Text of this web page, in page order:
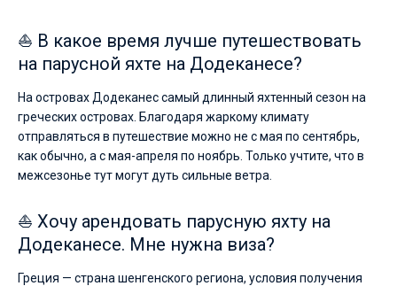
⛵ В какое время лучше путешествовать
на парусной яхте на Додеканесе?
На островах Додеканес самый длинный яхтенный сезон на
греческих островах. Благодаря жаркому климату
отправляться в путешествие можно не с мая по сентябрь,
как обычно, а с мая-апреля по ноябрь. Только учтите, что в
межсезонье тут могут дуть сильные ветра.
⛵ Хочу арендовать парусную яхту на
Додеканесе. Мне нужна виза?
Греция — страна шенгенского региона, условия получения